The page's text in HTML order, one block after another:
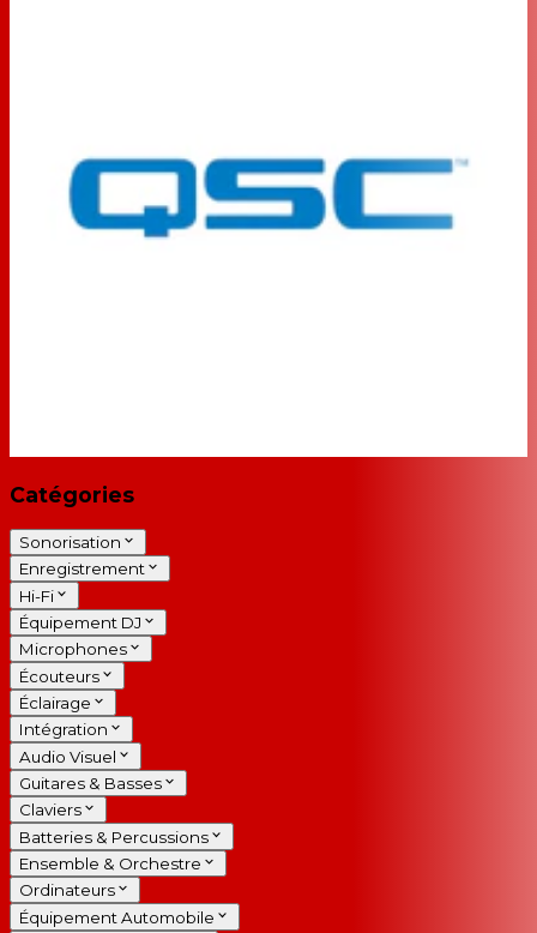
Catégories
Sonorisation
Enregistrement
Hi-Fi
Équipement DJ
Microphones
Écouteurs
Éclairage
Intégration
Audio Visuel
Guitares & Basses
Claviers
Batteries & Percussions
Ensemble & Orchestre
Ordinateurs
Équipement Automobile